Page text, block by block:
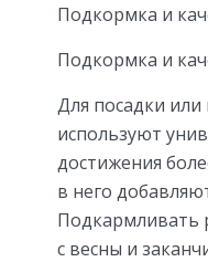
Подкормка и
Подкормка и
Для посадки или
используют
достижения
в него
Подкармливать
с весны и